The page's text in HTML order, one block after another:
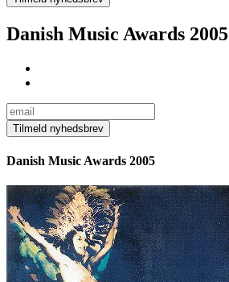
Danish Music Awards 2005
Danish Music Awards 2005